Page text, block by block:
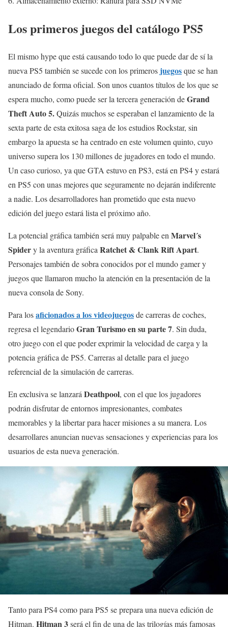
Los primeros juegos del catálogo PS5
El mismo hype que está causando todo lo que puede dar de sí la
nueva PS5 también se sucede con los primeros juegosque se han
anunciado de forma oficial. Son unos cuantos títulos de los que se
espera mucho, como puede ser la tercera generación deGrand
Theft Auto 5.Quizás muchos se esperaban el lanzamiento de la
sexta parte de esta exitosa saga de los estudios Rockstar, sin
embargo la apuesta se ha centrado en este volumen quinto, cuyo
universo supera los 130 millones de jugadores en todo el mundo.
Un caso curioso, ya que GTA estuvo en PS3, está en PS4 y estará
en PS5 con unas mejores que seguramente no dejarán indiferente
a nadie. Los desarrolladores han prometido que esta nuevo
edición del juego estará lista el próximo año.
La potencial gráfica también será muy palpable en Marvel´s
Spidery la aventura gráfica Ratchet & Clank Rift Apart.
Personajes también de sobra conocidos por el mundo gamer y
juegos que llamaron mucho la atención en la presentación de la
nueva consola de Sony.
Para losaficionados a los videojuegosde carreras de coches,
regresa el legendarioGran Turismo en su parte 7. Sin duda,
otro juego con el que poder exprimir la velocidad de carga y la
potencia gráfica de PS5. Carreras al detalle para el juego
referencial de la simulación de carreras.
En exclusiva se lanzará Deathpool, con el que los jugadores
podrán disfrutar de entornos impresionantes, combates
memorables y la libertar para hacer misiones a su manera. Los
desarrollares anuncian nuevas sensaciones y experiencias para los
usuarios de esta nueva generación.
Tanto para PS4 como para PS5 se prepara una nueva edición de
Hitman. Hitman 3será el fin de una de las trilogías más famosas